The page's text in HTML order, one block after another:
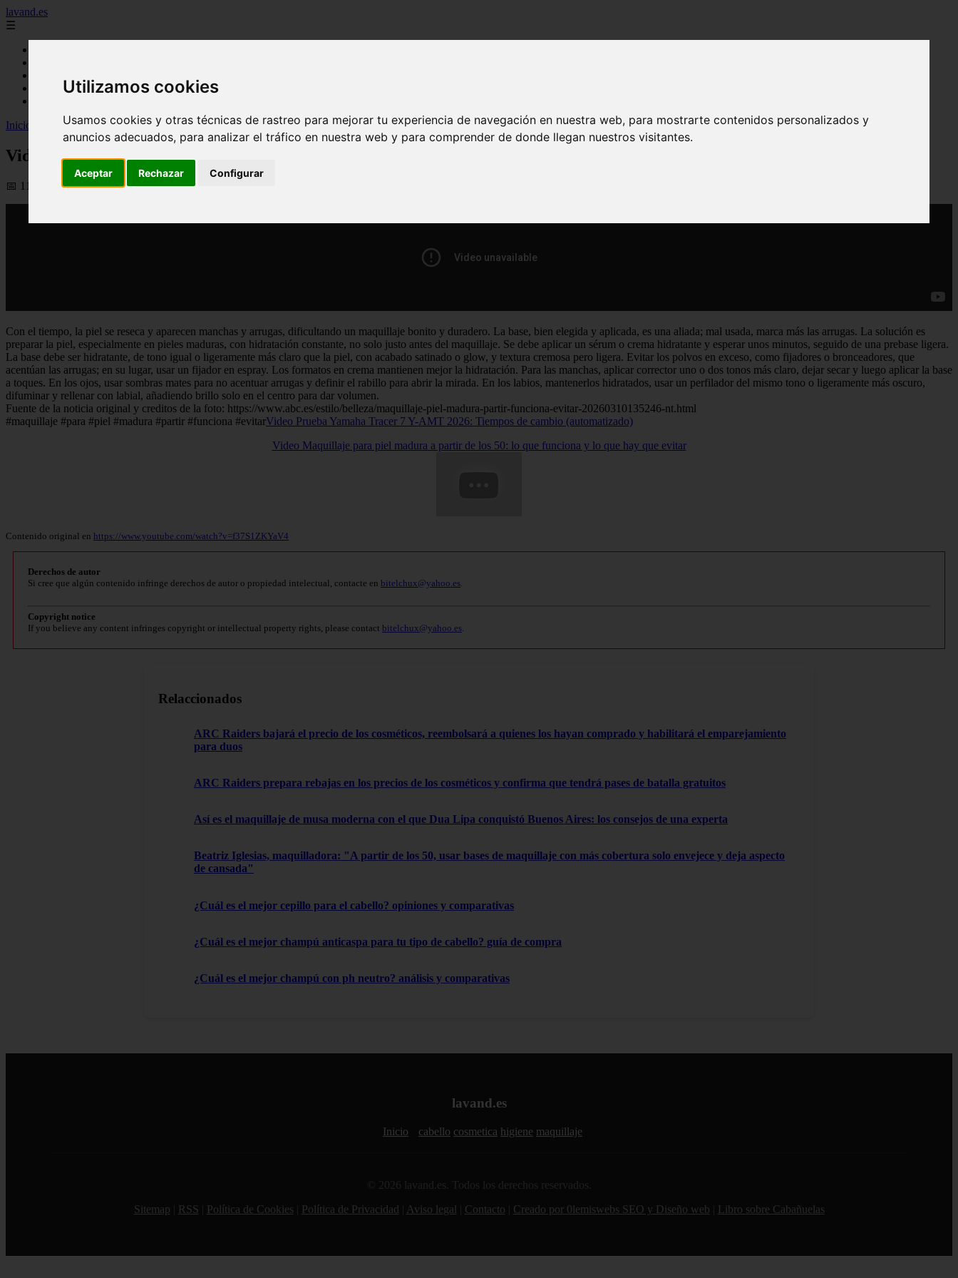
Utilizamos cookies
Usamos cookies y otras técnicas de rastreo para mejorar tu experiencia de navegación en nuestra web, para mostrarte contenidos personalizados y
anuncios adecuados, para analizar el tráfico en nuestra web y para comprender de donde llegan nuestros visitantes.
Aceptar Rechazar Configurar
lavand.es
☰
higiene
Inicio
yt-lavand >Video Maquillaje para piel madura a partir de los 50: lo que funciona y lo que hay que evitar
Video Maquillaje para piel madura a partir de los 50: lo que funciona y lo que hay que evitar
📅 11/03/2026
Con el tiempo, la piel se reseca y aparecen manchas y arrugas, dificultando un maquillaje bonito y duradero. La base, bien elegida y aplicada, es una aliada; mal usada, marca más las arrugas. La solución es
preparar la piel, especialmente en pieles maduras, con hidratación constante, no solo justo antes del maquillaje. Se debe aplicar un sérum o crema hidratante y esperar unos minutos, seguido de una prebase ligera.
La base debe ser hidratante, de tono igual o ligeramente más claro que la piel, con acabado satinado o glow, y textura cremosa pero ligera. Evitar los polvos en exceso, como fijadores o bronceadores, que
acentúan las arrugas; en su lugar, usar un fijador en espray. Los formatos en crema mantienen mejor la hidratación. Para las manchas, aplicar corrector uno o dos tonos más claro, dejar secar y luego aplicar la base
a toques. En los ojos, usar sombras mates para no acentuar arrugas y definir el rabillo para abrir la mirada. En los labios, mantenerlos hidratados, usar un perfilador del mismo tono o ligeramente más oscuro,
difuminar y rellenar con labial, añadiendo brillo solo en el centro para dar volumen.
Fuente de la noticia original y creditos de la foto: https://www.abc.es/estilo/belleza/maquillaje-piel-madura-partir-funciona-evitar-20260310135246-nt.html
#maquillaje #para #piel #madura #partir #funciona #evitarVideo Prueba Yamaha Tracer 7 Y-AMT 2026: Tiempos de cambio (automatizado)
Video Maquillaje para piel madura a partir de los 50: lo que funciona y lo que hay que evitar
Contenido original en https://www.youtube.com/watch?v=f37S1ZKYaV4
Derechos de autor
Si cree que algún contenido infringe derechos de autor o propiedad intelectual, contacte en bitelchux@yahoo.es.
Copyright notice
If you believe any content infringes copyright or intellectual property rights, please contact bitelchux@yahoo.es.
Relaccionados
ARC Raiders bajará el precio de los cosméticos, reembolsará a quienes los hayan comprado y habilitará el emparejamiento
para duos
ARC Raiders prepara rebajas en los precios de los cosméticos y confirma que tendrá pases de batalla gratuitos
Así es el maquillaje de musa moderna con el que Dua Lipa conquistó Buenos Aires: los consejos de una experta
Beatriz Iglesias, maquilladora: "A partir de los 50, usar bases de maquillaje con más cobertura solo envejece y deja aspecto
de cansada"
¿Cuál es el mejor cepillo para el cabello? opiniones y comparativas
¿Cuál es el mejor champú anticaspa para tu tipo de cabello? guía de compra
¿Cuál es el mejor champú con ph neutro? análisis y comparativas
lavand.es
Inicio cabello cosmetica higiene maquillaje
© 2026 lavand.es. Todos los derechos reservados.
Sitemap
RSS Política de Cookies Política de Privacidad Aviso legal Contacto Creado por 0lemiswebs SEO y Diseño web Libro sobre Cabañuelas